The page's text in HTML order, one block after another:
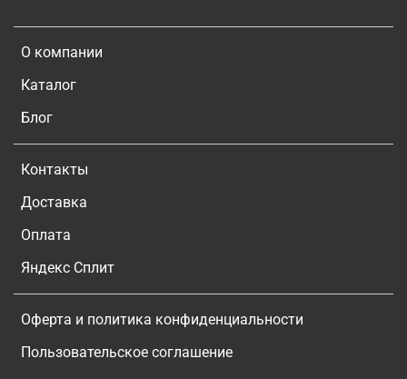
О компании
Каталог
Блог
Контакты
Доставка
Оплата
Яндекс Сплит
Оферта и политика конфиденциальности
Пользовательское соглашение